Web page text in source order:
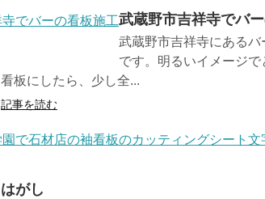
武蔵野市吉祥寺でバ
武蔵野市吉祥寺にあるバ
です。明るいイメージ
看板にしたら、少し全...
記事を読む
はがし